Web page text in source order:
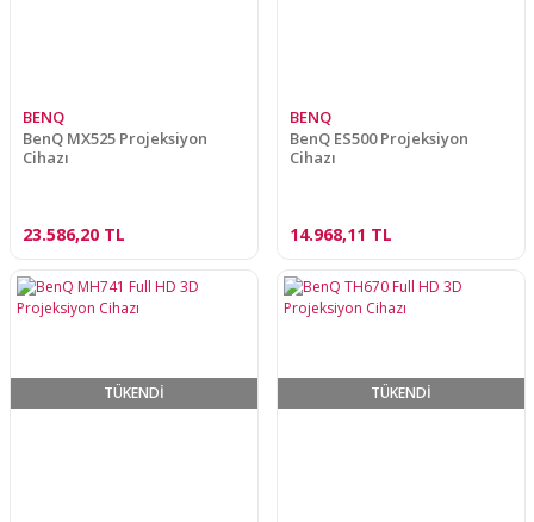
BENQ
BenQ MX525 Projeksiyon
Cihazı
23.586,20 TL
BENQ
BenQ ES500 Projeksiyon
Cihazı
14.968,11 TL
TÜKENDİ TÜKENDİ